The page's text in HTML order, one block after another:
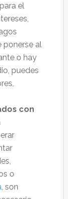
el
ponerse al
o hay
puedes
con
o
, son